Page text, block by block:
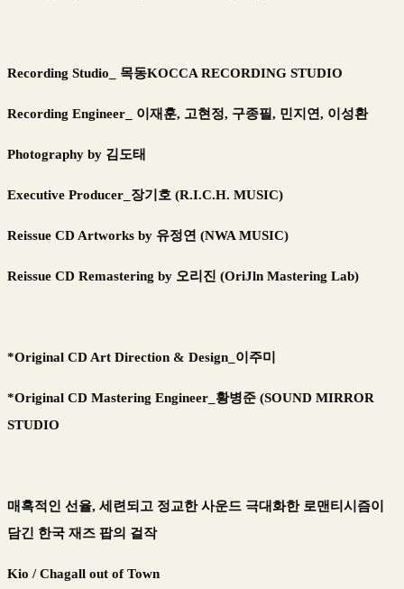
Recording Studio_ 목동KOCCA RECORDING STUDIO
Recording Engineer_ 이재훈, 고현정, 구종필, 민지연, 이성환
Photography by 김도태
Executive Producer_장기호 (R.I.C.H. MUSIC)
Reissue CD Artworks by 유정연 (NWA MUSIC)
Reissue CD Remastering by 오리진 (OriJln Mastering Lab)
*Original CD Art Direction & Design_이주미
*Original CD Mastering Engineer_황병준 (SOUND MIRROR
STUDIO
매혹적인 선율, 세련되고 정교한 사운드 극대화한 로맨티시즘이
담긴 한국 재즈 팝의 걸작
Kio / Chagall out of Town